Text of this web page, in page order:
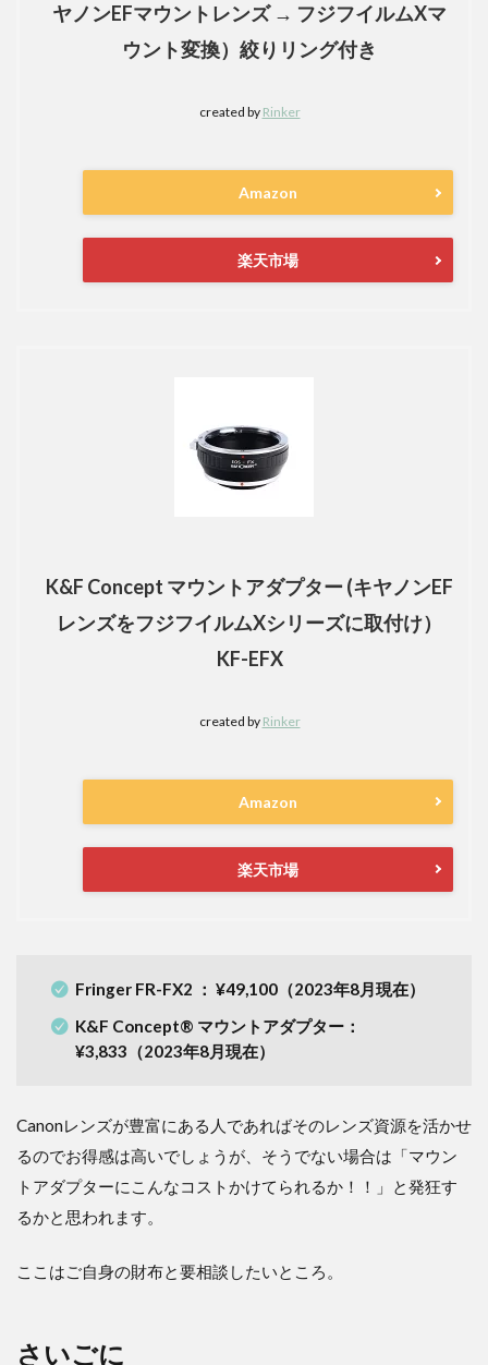
ヤノンEFマウントレンズ → フジフイルムXマ
ウント変換）絞りリング付き
created by Rinker
Amazon
楽天市場
K&F Concept マウントアダプター (キヤノンEF
レンズをフジフイルムXシリーズに取付け）
KF-EFX
created by Rinker
Amazon
楽天市場
Fringer FR-FX2 ： ¥49,100（2023年8月現在）
K&F Concept® マウントアダプター：
¥3,833（2023年8月現在）
Canonレンズが豊富にある人であればそのレンズ資源を活かせ
るのでお得感は高いでしょうが、そうでない場合は「マウン
トアダプターにこんなコストかけてられるか！！」と発狂す
るかと思われます。
ここはご自身の財布と要相談したいところ。
さいごに